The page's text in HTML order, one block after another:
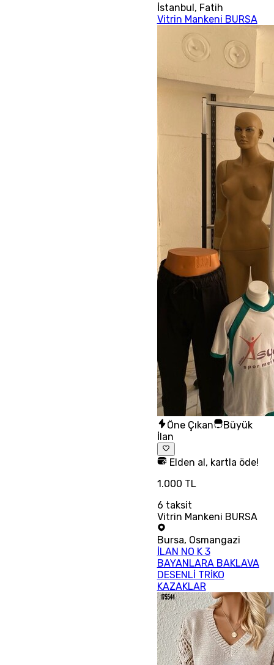
İstanbul, Fatih
Vitrin Mankeni BURSA
Öne Çıkan
Büyük
İlan
Elden al, kartla öde!
1.000 TL
6 taksit
Vitrin Mankeni BURSA
Bursa, Osmangazi
İLAN NO K 3
BAYANLARA BAKLAVA
DESENLİ TRİKO
KAZAKLAR